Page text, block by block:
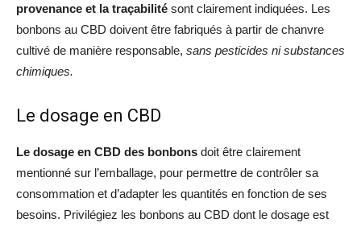
provenance et la traçabilité sont clairement indiquées. Les
bonbons au CBD doivent être fabriqués à partir de chanvre
cultivé de manière responsable, sans pesticides ni substances
chimiques.
Le dosage en CBD
Le dosage en CBD des bonbons doit être clairement
mentionné sur l’emballage, pour permettre de contrôler sa
consommation et d’adapter les quantités en fonction de ses
besoins. Privilégiez les bonbons au CBD dont le dosage est